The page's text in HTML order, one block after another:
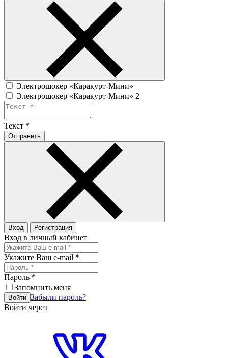
Электрошокер «Каракурт-Мини»
Электрошокер «Каракурт-Мини» 2
Текст *
Отправить
Вход Регистрация
Вход в личный кабинет
Укажите Ваш e-mail *
Пароль *
Запомнить меня
Войти Забыли пароль?
Войти через